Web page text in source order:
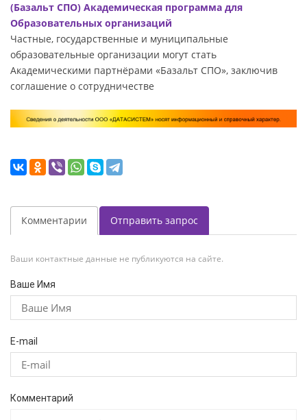
(Базальт СПО) Академическая программа для
Образовательных организаций
Частные, государственные и муниципальные
образовательные организации могут стать
Академическими партнёрами «Базальт СПО», заключив
соглашение о сотрудничестве
Комментарии Отправить запрос
Ваши контактные данные не публикуются на сайте.
Ваше Имя
E-mail
Комментарий